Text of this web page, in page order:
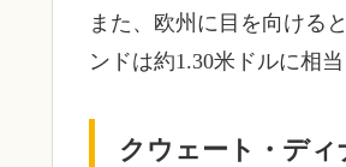
また、欧州に目を向ける
ンドは約1.30米ドルに相
クウェート・デ